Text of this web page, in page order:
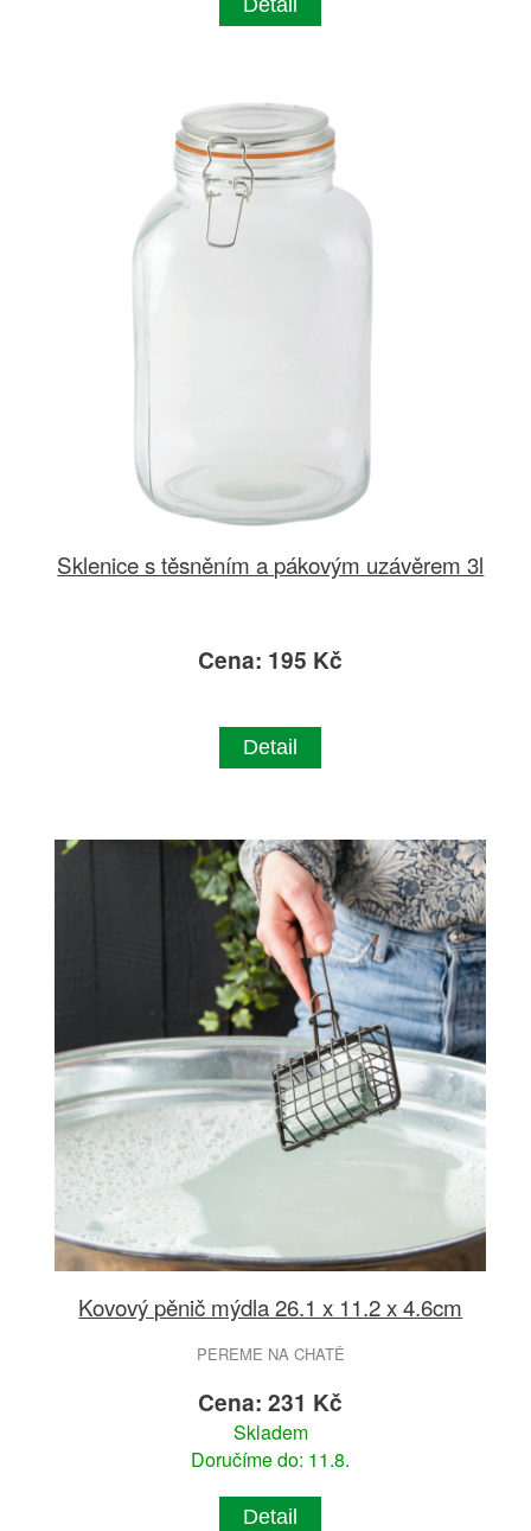
Detail
Sklenice s těsněním a pákovým uzávěrem 3l
Cena: 195 Kč
Detail
Kovový pěnič mýdla 26.1 x 11.2 x 4.6cm
PEREME NA CHATĚ
Cena: 231 Kč
Skladem
Doručíme do: 11.8.
Detail